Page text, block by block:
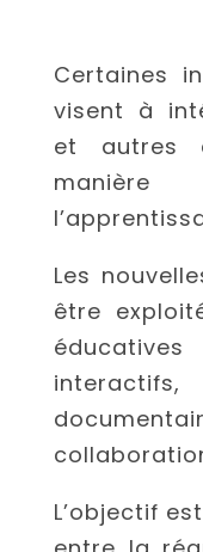
Certaines
visent à
et autres
manière
Les
être
L’objectif